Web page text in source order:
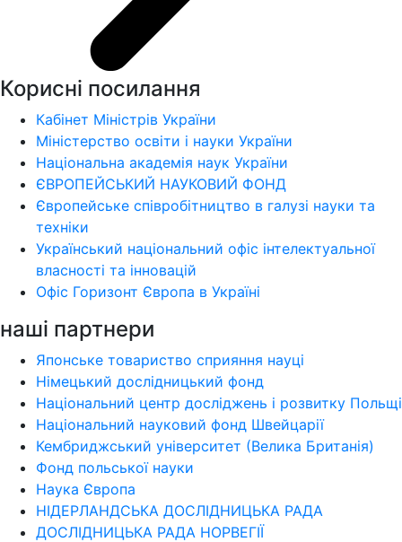
Корисні посилання
Кабінет Міністрів України
Міністерство освіти і науки України
Національна академія наук України
ЄВРОПЕЙСЬКИЙ НАУКОВИЙ ФОНД
Європейське співробітництво в галузі науки та
техніки
Український національний офіс інтелектуальної
власності та інновацій
Офіс Горизонт Європа в Україні
наші партнери
Японське товариство сприяння науці
Німецький дослідницький фонд
Національний центр досліджень і розвитку Польщі
Національний науковий фонд Швейцарії
Кембриджський університет (Велика Британія)
Фонд польської науки
Наука Європа
НІДЕРЛАНДСЬКА ДОСЛІДНИЦЬКА РАДА
ДОСЛІДНИЦЬКА РАДА НОРВЕГІЇ